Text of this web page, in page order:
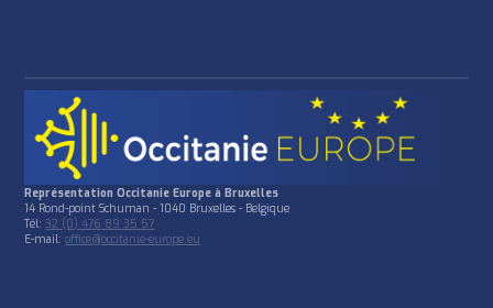
Représentation Occitanie Europe à Bruxelles
14 Rond-point Schuman - 1040 Bruxelles - Belgique
Tél:32 (0) 476 89 35 57
E-mail:office@occitanie-europe.eu